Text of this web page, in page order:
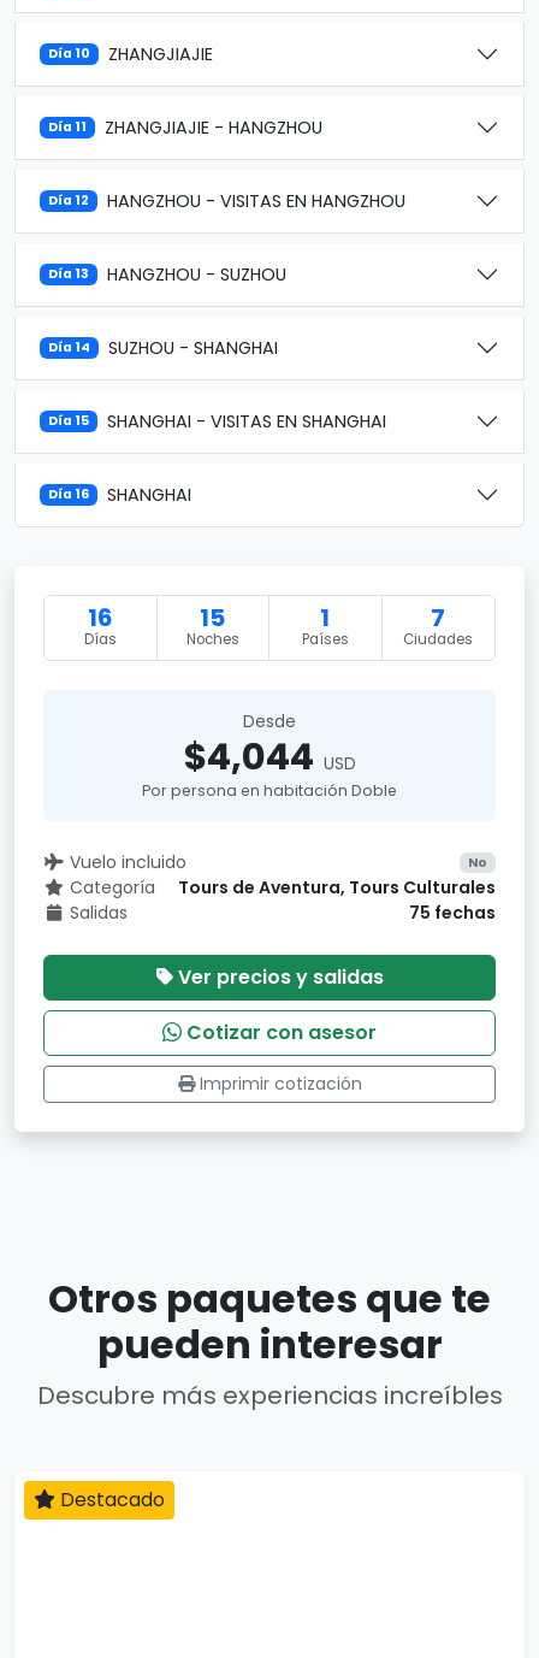
Día 10 ZHANGJIAJIE
Día 11 ZHANGJIAJIE - HANGZHOU
Día 12 HANGZHOU - VISITAS EN HANGZHOU
Día 13 HANGZHOU - SUZHOU
Día 14 SUZHOU - SHANGHAI
Día 15 SHANGHAI - VISITAS EN SHANGHAI
Día 16 SHANGHAI
16
Días
15
Noches
1
Países
7
Ciudades
Desde
$4,044 USD
Por persona en habitación Doble
Vuelo incluido No
Categoría
Tours de Aventura, Tours Culturales
Salidas
75 fechas
Ver precios y salidas
Cotizar con asesor
Imprimir cotización
Otros paquetes que te
pueden interesar
Descubre más experiencias increíbles
Destacado